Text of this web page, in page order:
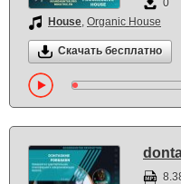
0
House, Organic House
Скачать бесплатно